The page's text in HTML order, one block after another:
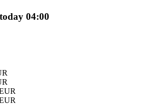
Salinan
keuntungan dan komisi copy trading
04:00